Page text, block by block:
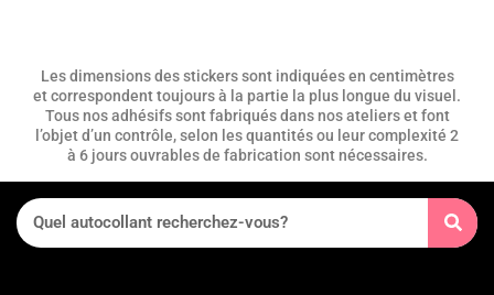
Les dimensions des stickers sont indiquées en centimètres
et correspondent toujours à la partie la plus longue du visuel.
Tous nos adhésifs sont fabriqués dans nos ateliers et font
l’objet d’un contrôle, selon les quantités ou leur complexité 2
à 6 jours ouvrables de fabrication sont nécessaires.